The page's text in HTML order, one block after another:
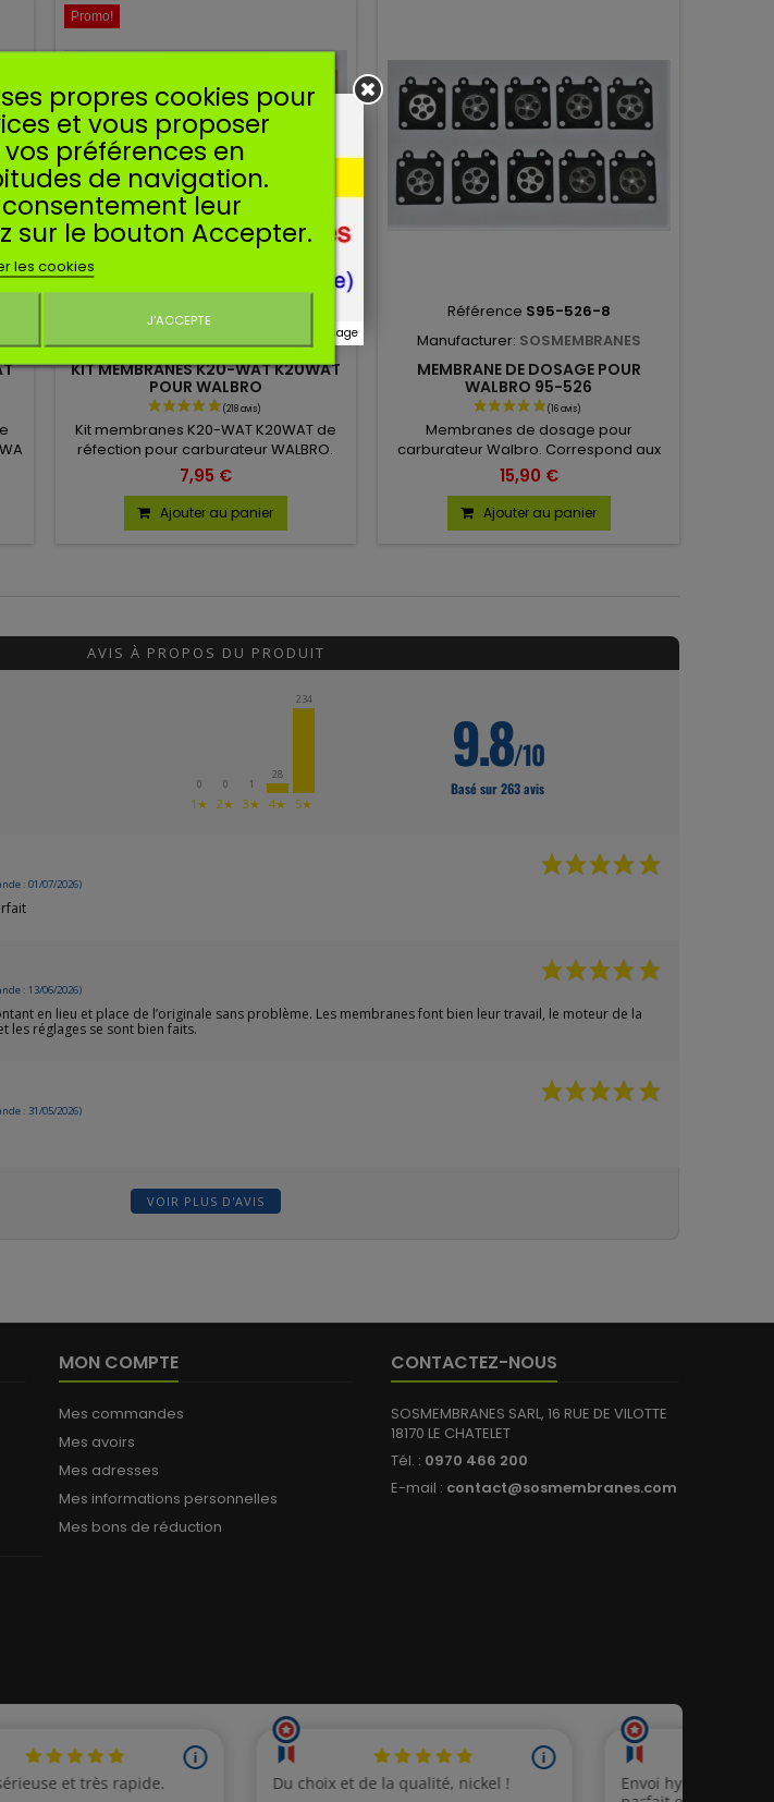
(319 avis)
Promo!
RéférenceSK20-WAT
Manufacturer:SOSMEMBRANES
KIT MEMBRANES K20-WAT K20WAT
POUR WALBRO
Kit membranes K20-WAT K20WAT de
réfection pour carburateur WALBRO.
7,95 €
Ajouter au panier
Référence S95-526-8
Manufacturer: SOSMEMBRANES
MEMBRANE DE DOSAGE POUR
WALBRO 95-526
Membranes de dosage pour
carburateur Walbro. Correspond aux
références 95526, 95-526, 95-526-8.
Vendu en lot de 10.
15,90 €
Ajouter au panier
AVIS À PROPOS DU PRODUIT
0
1★
0
2★
1
3★
28
4★
234
5★
9.8/10
Basé sur 263 avis
: 01/07/2026)
: 13/06/2026)
en lieu et place de l’originale sans problème. Les membranes font bien leur travail, le moteur de la
les réglages se sont bien faits.
: 31/05/2026)
VOIR PLUS D'AVIS
MON COMPTE
Mes commandes
Mes avoirs
Mes adresses
Mes informations personnelles
Mes bons de réduction
CONTACTEZ-NOUS
SOSMEMBRANES SARL, 16 RUE DE VILOTTE
18170 LE CHATELET
Tél. : 0970 466 200
E-mail : contact@sosmembranes.com
propres cookies pour
et vous proposer
préférences en
de navigation.
leur
sur le bouton Accepter.
les cookies
J'ACCEPTE
Ne plus afficher ce message